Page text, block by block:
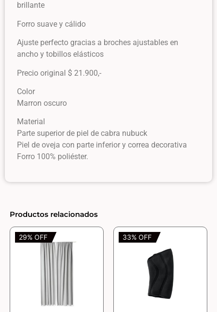
brillante
Forro suave y cálido
Ajuste perfecto gracias a broches ajustables en
ancho y tobillos elásticos
Precio original $ 21.900,-
Color
Marron oscuro
Material
Parte superior de piel de cabra nubuck
Piel de oveja con parte inferior y correa decorativa
Forro 100% poliéster.
Productos relacionados
29% OFF 33% OFF